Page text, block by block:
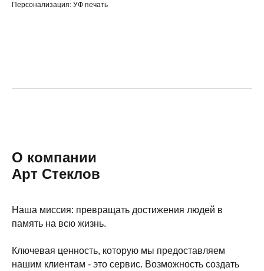
Персонализация: УФ печать
О компании
Арт Стеклов
Наша миссия: превращать достижения людей в
память на всю жизнь.
Ключевая ценность, которую мы предоставляем
нашим клиентам - это сервис. Возможность создать